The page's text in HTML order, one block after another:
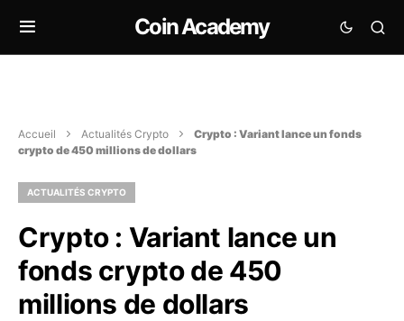
Coin Academy
Accueil Actualités Crypto
Crypto : Variant lance un fonds
crypto de 450 millions de dollars
ACTUALITÉS CRYPTO
Crypto : Variant lance un
fonds crypto de 450
millions de dollars